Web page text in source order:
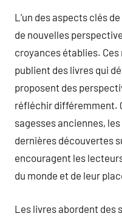
L’un des aspects clés
de nouvelles
croyances établies.
publient des livres qui
proposent des
réfléchir différemment.
sagesses anciennes,
dernières découvertes
encouragent les
du monde et de leur
Les livres abordent des